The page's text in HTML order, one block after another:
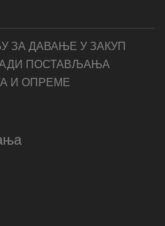
ЗА ДАВАЊЕ У ЗАКУП
ПОСТАВЉАЊА
И ОПРЕМЕ